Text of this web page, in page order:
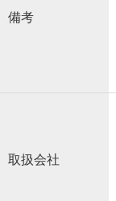
備考
取扱会社